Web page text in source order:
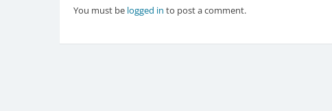
You must be logged in to post a comment.